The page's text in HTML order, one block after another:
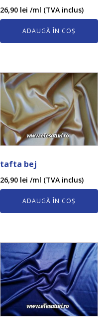
26,90 lei /ml (TVA inclus)
ADAUGĂ ÎN COȘ
tafta bej
26,90 lei /ml (TVA inclus)
ADAUGĂ ÎN COȘ